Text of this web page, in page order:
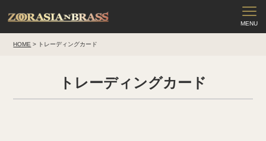
HOME > トレーディングカード
トレーディングカード